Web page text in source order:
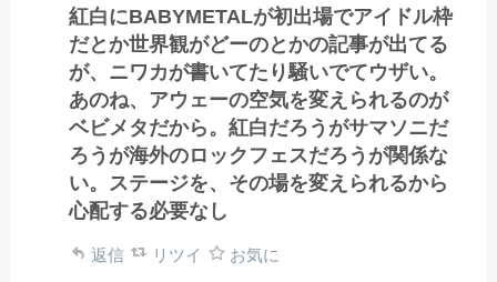
紅白にBABYMETALが初出場でアイドル枠
だとか世界観がどーのとかの記事が出てる
が、ニワカが書いてたり騒いでてウザい。
あのね、アウェーの空気を変えられるのが
ベビメタだから。紅白だろうがサマソニだ
ろうが海外のロックフェスだろうが関係な
い。ステージを、その場を変えられるから
心配する必要なし
返信 リツイ お気に